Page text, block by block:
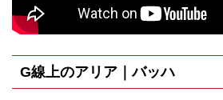
G線上のアリア｜バッハ